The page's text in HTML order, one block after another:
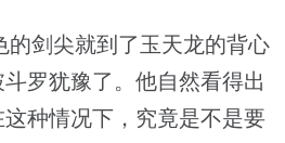
剑尖就到了玉天龙的背心
罗犹豫了。他自然看得出
种情况下，究竟是不是要